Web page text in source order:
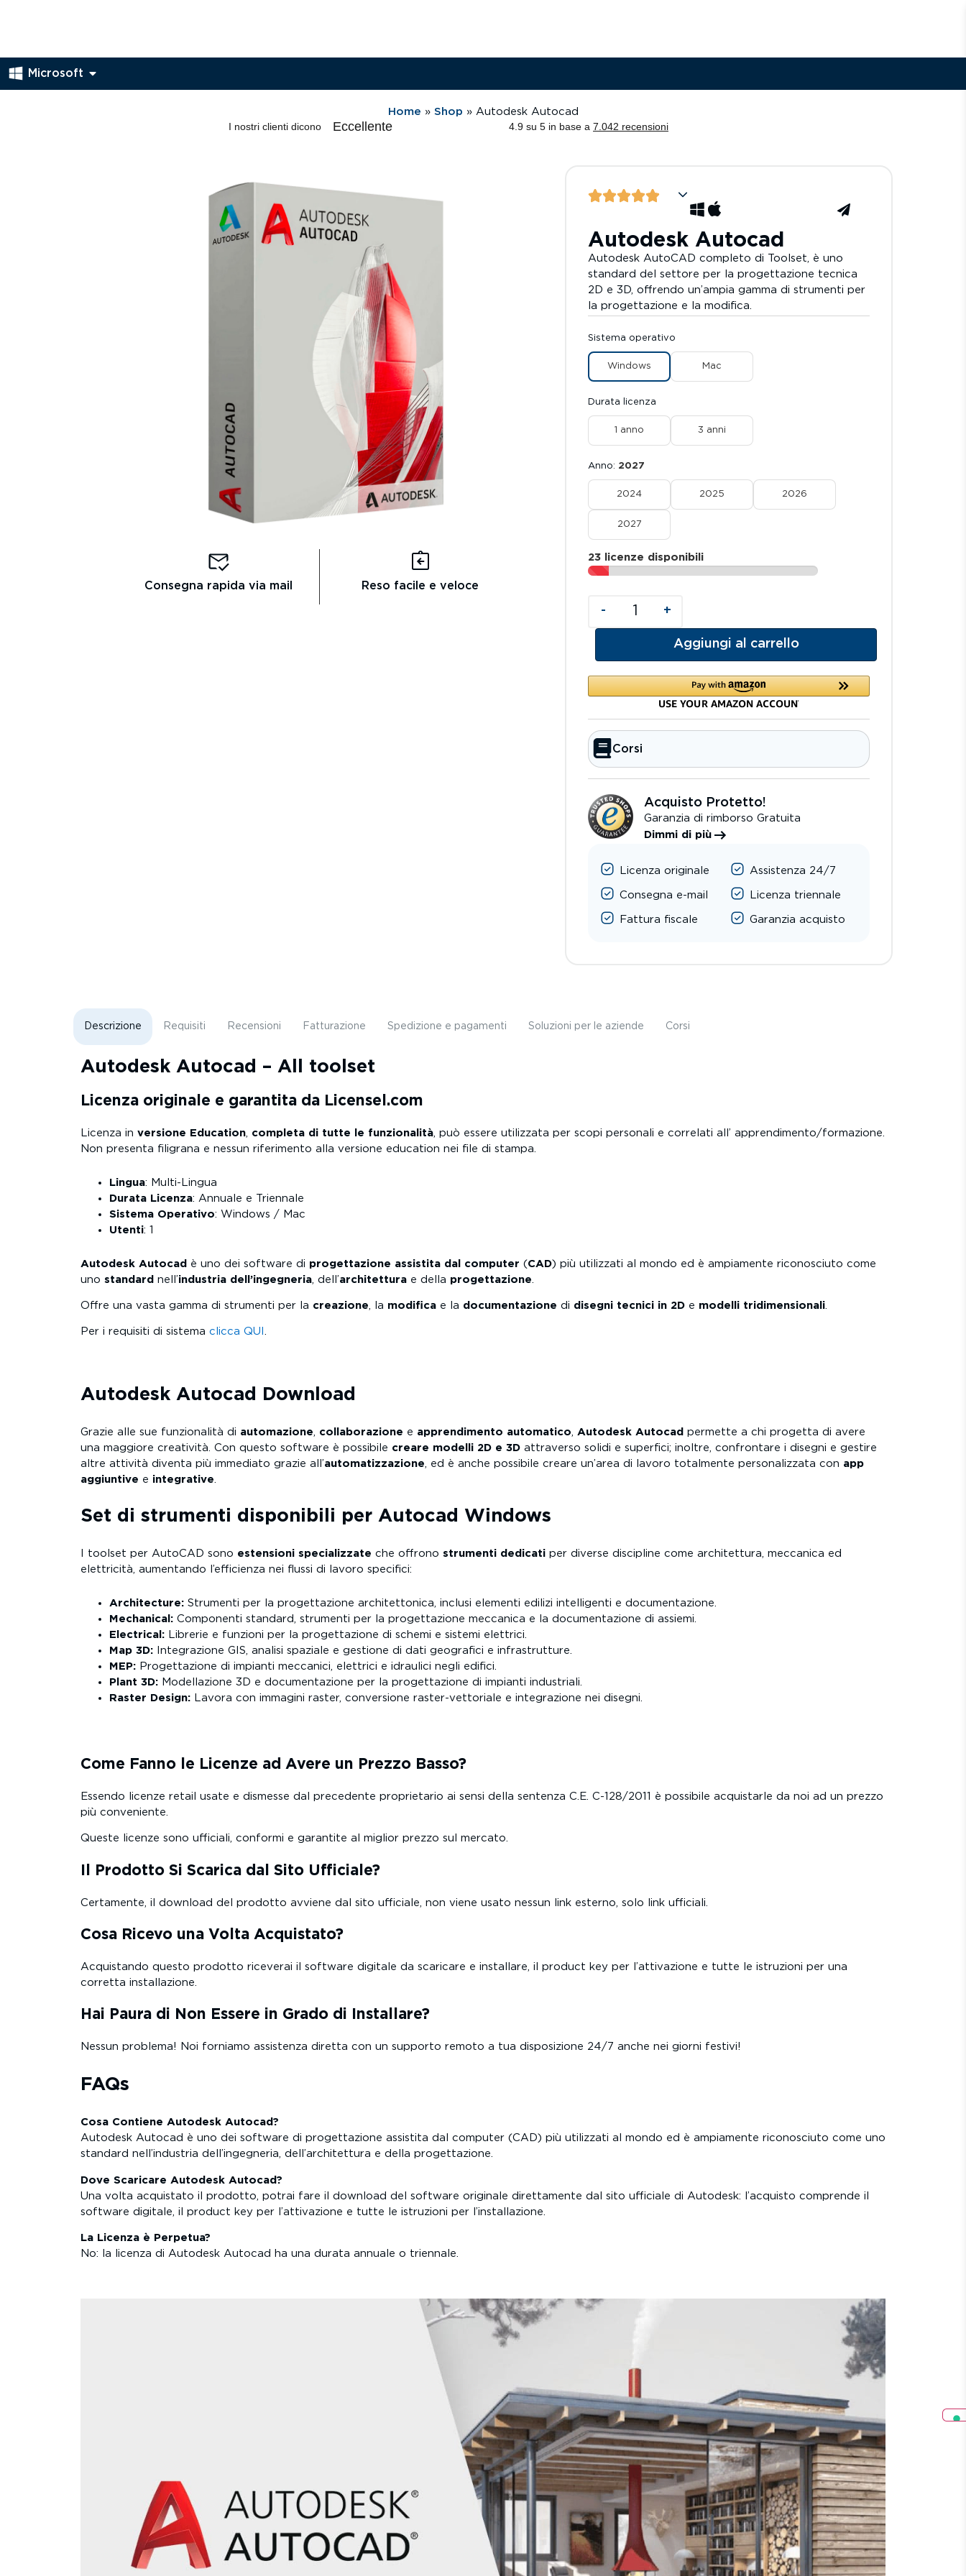
Microsoft
Home » Shop » Autodesk Autocad
Consegna rapida via mail Reso facile e veloce
Autodesk Autocad
Autodesk AutoCAD completo di Toolset, è uno
standard del settore per la progettazione tecnica
2D e 3D, offrendo un’ampia gamma di strumenti per
la progettazione e la modifica.
Sistema operativo
Windows Mac
Durata licenza
1 anno 3 anni
Anno 2027
2024 2025 2026
2027
23 licenze disponibili
- +
Aggiungi al carrello
Corsi
Acquisto Protetto!
Garanzia di rimborso Gratuita
Dimmi di più
Licenza originale
Consegna e-mail
Fattura fiscale
Assistenza 24/7
Licenza triennale
Garanzia acquisto
Descrizione Requisiti Recensioni Fatturazione Spedizione e pagamenti Soluzioni per le aziende Corsi
Autodesk Autocad – All toolset
Licenza originale e garantita da Licensel.com
Licenza in versione Education completa di tutte le funzionalità , può essere utilizzata per scopi personali e correlati all’ apprendimento/formazione.
Non presenta filigrana e nessun riferimento alla versione education nei file di stampa.
Lingua: Multi-Lingua
Durata Licenza: Annuale e Triennale
Sistema Operativo: Windows / Mac
Utenti: 1
Autodesk Autocad è uno dei software di progettazione assistita dal computer (CAD) più utilizzati al mondo ed è ampiamente riconosciuto come
uno standard nell’industria dell’ingegneria , dell’architettura e della progettazione
Offre una vasta gamma di strumenti per la creazione , la modifica e la documentazione di disegni tecnici in 2D e modelli tridimensionali
Per i requisiti di sistema clicca QUI .
Autodesk Autocad Download
Grazie alle sue funzionalità di automazione, collaborazione e apprendimento automatico, Autodesk Autocad permette a chi progetta di avere
una maggiore creatività. Con questo software è possibile creare modelli 2D e 3D attraverso solidi e superfici; inoltre, confrontare i disegni e gestire
altre attività diventa più immediato grazie all’automatizzazione, ed è anche possibile creare un’area di lavoro totalmente personalizzata con app
aggiuntive e integrative.
Set di strumenti disponibili per Autocad Windows
I toolset per AutoCAD sono estensioni specializzate che offrono strumenti dedicati per diverse discipline come architettura, meccanica ed
elettricità, aumentando l’efficienza nei flussi di lavoro specifici:
Architecture: Strumenti per la progettazione architettonica, inclusi elementi edilizi intelligenti e documentazione.
Mechanical: Componenti standard, strumenti per la progettazione meccanica e la documentazione di assiemi.
Electrical: Librerie e funzioni per la progettazione di schemi e sistemi elettrici.
Map 3D: Integrazione GIS, analisi spaziale e gestione di dati geografici e infrastrutture.
MEP: Progettazione di impianti meccanici, elettrici e idraulici negli edifici.
Plant 3D: Modellazione 3D e documentazione per la progettazione di impianti industriali.
Raster Design: Lavora con immagini raster, conversione raster-vettoriale e integrazione nei disegni.
Come Fanno le Licenze ad Avere un Prezzo Basso?
Essendo licenze retail usate e dismesse dal precedente proprietario ai sensi della sentenza C.E. C-128/2011 è possibile acquistarle da noi ad un prezzo
più conveniente.
Queste licenze sono ufficiali, conformi e garantite al miglior prezzo sul mercato.
Il Prodotto Si Scarica dal Sito Ufficiale?
Certamente, il download del prodotto avviene dal sito ufficiale, non viene usato nessun link esterno, solo link ufficiali.
Cosa Ricevo una Volta Acquistato?
Acquistando questo prodotto riceverai il software digitale da scaricare e installare, il product key per l’attivazione e tutte le istruzioni per una
corretta installazione.
Hai Paura di Non Essere in Grado di Installare?
Nessun problema! Noi forniamo assistenza diretta con un supporto remoto a tua disposizione 24/7 anche nei giorni festivi!
FAQs
Cosa Contiene Autodesk Autocad?
Autodesk Autocad è uno dei software di progettazione assistita dal computer (CAD) più utilizzati al mondo ed è ampiamente riconosciuto come uno
standard nell’industria dell’ingegneria, dell’architettura e della progettazione.
Dove Scaricare Autodesk Autocad?
Una volta acquistato il prodotto, potrai fare il download del software originale direttamente dal sito ufficiale di Autodesk: l’acquisto comprende il
software digitale, il product key per l’attivazione e tutte le istruzioni per l’installazione.
La Licenza è Perpetua?
No: la licenza di Autodesk Autocad ha una durata annuale o triennale.